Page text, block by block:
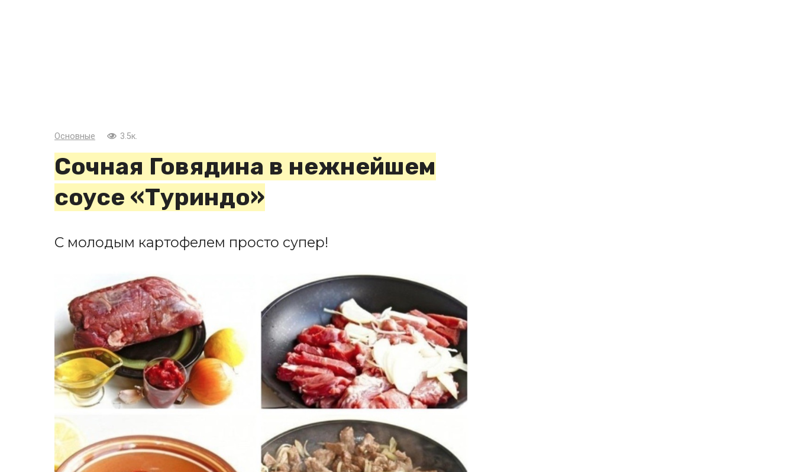
Основные 3.5к.
Сочная Говядина в нежнейшем
соусе «Туриндо»
С молодым картофелем просто супер!